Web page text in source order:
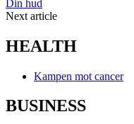
Din hud
Next article
HEALTH
Kampen mot cancer
BUSINESS